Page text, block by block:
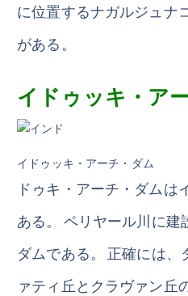
に位置するナガルジュナ
がある。
イドゥッキ・ア
イドゥッキ・アーチ・ダム
ドゥキ・アーチ・ダムは
ある。 ペリヤール川に
ダムである。 正確には
ァティ丘とクラヴァン丘